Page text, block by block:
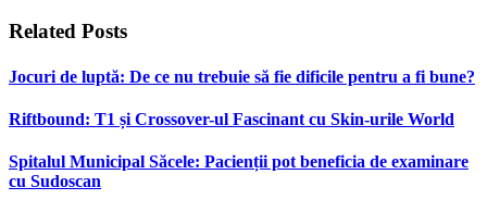
Related Posts
Jocuri de luptă: De ce nu trebuie să fie dificile pentru a fi bune?
Riftbound: T1 și Crossover-ul Fascinant cu Skin-urile World
Spitalul Municipal Săcele: Pacienții pot beneficia de examinare
cu Sudoscan